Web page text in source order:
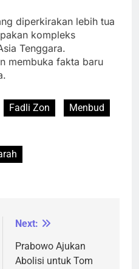
diperkirakan lebih tua
kompleks
Tenggara.
membuka fakta baru
Fadli Zon
Menbud
Next:
Prabowo Ajukan
Abolisi untuk Tom